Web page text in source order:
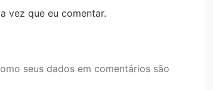
vez que eu comentar.
seus dados em comentários são